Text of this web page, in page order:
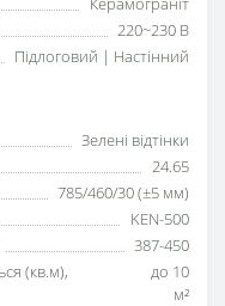
220~230 В
Підлоговий | Настінний
Зелені відтінки
24.65
785/460/30 (±5 мм)
KEN-500
387-450
(кв.м),
до 10
м²